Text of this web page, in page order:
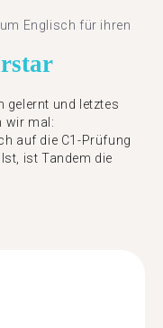
Englisch für ihren
star
gelernt und letztes
wir mal:
auf die C1-Prüfung
ist Tandem die